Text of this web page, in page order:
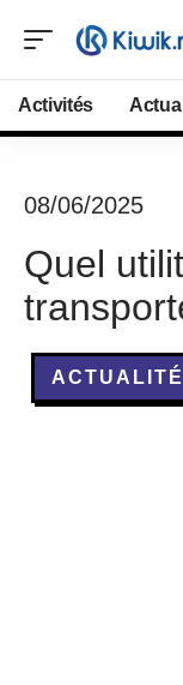
Activités
08/06/2025
Quel
ACTUALITÉ